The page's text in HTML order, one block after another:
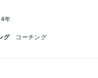
年
グ コーチング